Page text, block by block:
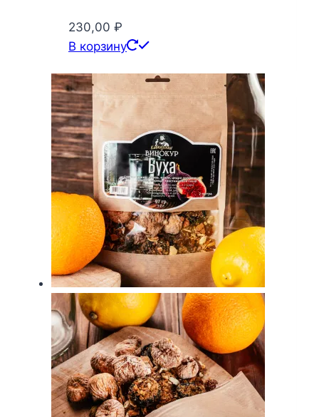
230,00 ₽
В корзину